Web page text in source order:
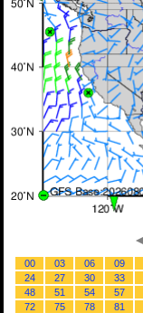
00 03 06 09
24
27 30 33
48
51 54 57
72
75 78 81